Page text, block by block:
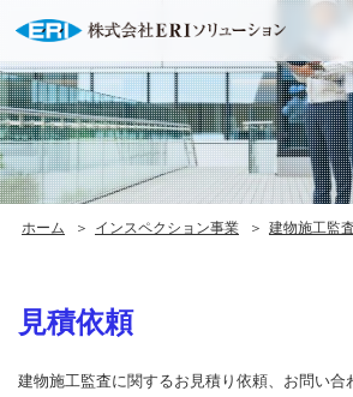
サイト内主要メニューへ移動します
本文へ移動します
ホーム インスペクション事業 建物施工監査
見積依頼
建物施工監査に関するお見積り依頼、お問い合